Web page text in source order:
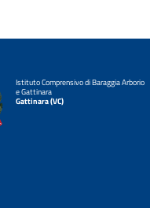
Istituto Comprensivo di Baraggia Arborio
e Gattinara
Gattinara (VC)